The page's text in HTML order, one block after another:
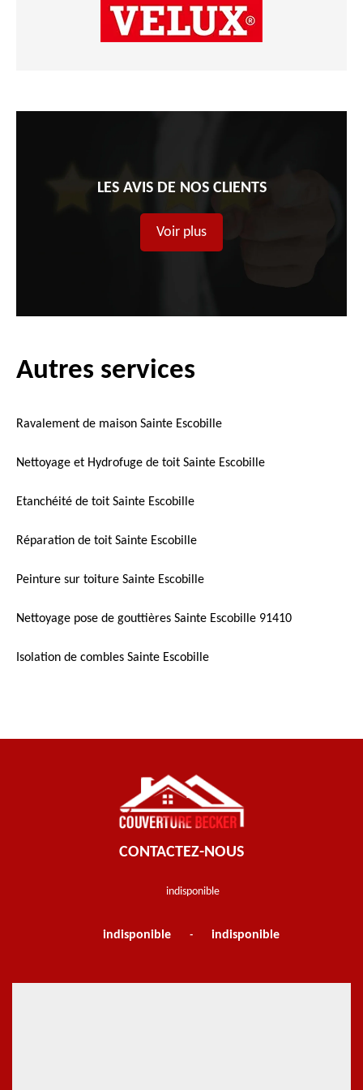
LES AVIS DE NOS CLIENTS
Voir plus
Autres services
Ravalement de maison Sainte Escobille
Nettoyage et Hydrofuge de toit Sainte Escobille
Etanchéité de toit Sainte Escobille
Réparation de toit Sainte Escobille
Peinture sur toiture Sainte Escobille
Nettoyage pose de gouttières Sainte Escobille 91410
Isolation de combles Sainte Escobille
CONTACTEZ-NOUS
indisponible
indisponible - indisponible